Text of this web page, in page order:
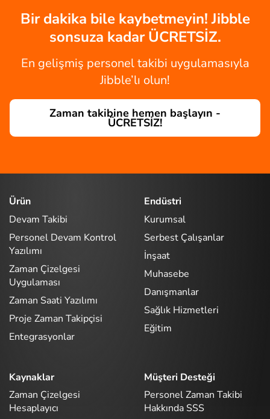
Bir dakika bile kaybetmeyin! Jibble
sonsuza kadar ÜCRETSİZ.
En gelişmiş personel takibi uygulamasıyla
Jibble’lı olun!
Zaman takibine hemen başlayın -
ÜCRETSİZ!
Ürün
Devam Takibi
Personel Devam Kontrol
Yazılımı
Zaman Çizelgesi
Uygulaması
Zaman Saati Yazılımı
Proje Zaman Takipçisi
Entegrasyonlar
Endüstri
Kurumsal
Serbest Çalışanlar
İnşaat
Muhasebe
Danışmanlar
Sağlık Hizmetleri
Eğitim
Kaynaklar
Zaman Çizelgesi
Hesaplayıcı
Müşteri Desteği
Personel Zaman Takibi
Hakkında SSS